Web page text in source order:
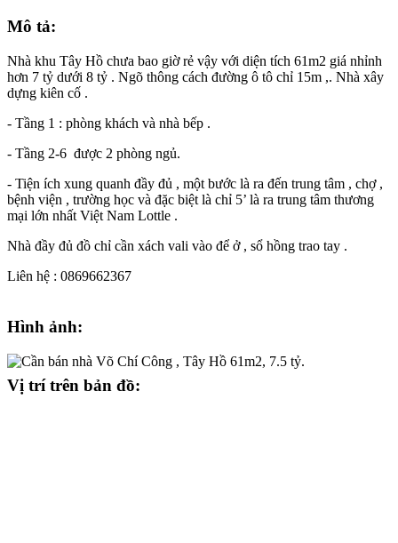
Mô tả:
Nhà khu Tây Hồ chưa bao giờ rẻ vậy với diện tích 61m2 giá nhỉnh
hơn 7 tỷ dưới 8 tỷ . Ngõ thông cách đường ô tô chỉ 15m ,. Nhà xây
dựng kiên cố .
- Tầng 1 : phòng khách và nhà bếp .
- Tầng 2-6 được 2 phòng ngủ.
- Tiện ích xung quanh đầy đủ , một bước là ra đến trung tâm , chợ ,
bệnh viện , trường học và đặc biệt là chỉ 5’ là ra trung tâm thương
mại lớn nhất Việt Nam Lottle .
Nhà đầy đủ đồ chỉ cần xách vali vào để ở , sổ hồng trao tay .
Liên hệ : 0869662367
Hình ảnh:
Vị trí trên bản đồ: